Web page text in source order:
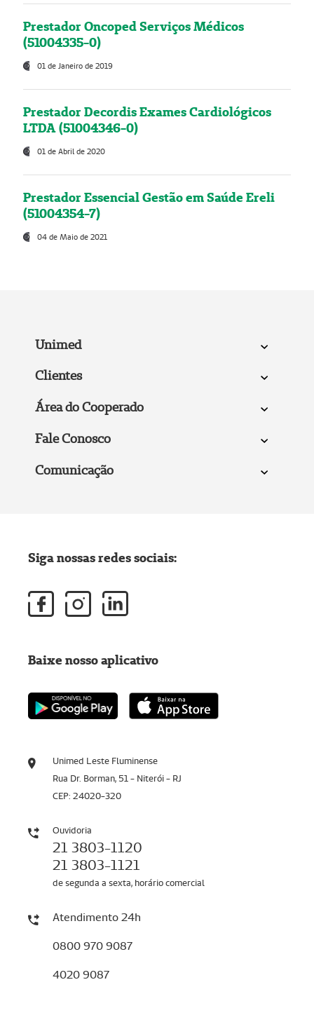
Prestador Oncoped Serviços Médicos
(51004335-0)
01 de Janeiro de 2019
Prestador Decordis Exames Cardiológicos
LTDA (51004346-0)
01 de Abril de 2020
Prestador Essencial Gestão em Saúde Ereli
(51004354-7)
04 de Maio de 2021
Unimed
Clientes
Área do Cooperado
Fale Conosco
Comunicação
Unimed Leste Fluminense
Rua Dr. Borman, 51 - Niterói - RJ
CEP: 24020-320
Ouvidoria
21 3803-1120
21 3803-1121
de segunda a sexta, horário comercial
Atendimento 24h
0800 970 9087
4020 9087
Siga nossas redes sociais:
Baixe nosso aplicativo